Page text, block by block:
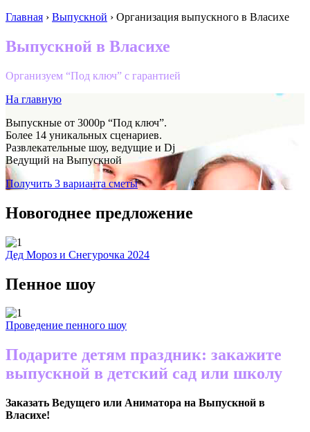
Главная › Выпускной › Организация выпускного в Власихе
Выпускной в Власихе
Организуем “Под ключ” с гарантией
На главную
Выпускные от 3000р “Под ключ”.
Более 14 уникальных сценариев.
Развлекательные шоу, ведущие и Dj
Ведущий на Выпускной
Получить 3 варианта сметы
Новогоднее предложение
Дед Мороз и Снегурочка 2024
Пенное шоу
Проведение пенного шоу
Подарите детям праздник: закажите
выпускной в детский сад или школу
Заказать Ведущего или Аниматора на Выпускной в
Власихе!